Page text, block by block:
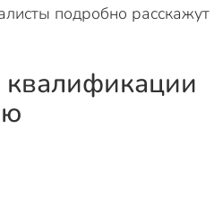
подробно расскажут